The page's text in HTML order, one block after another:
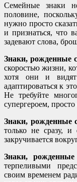
Семейные знаки
половине,
нужно просто
и признаться, что
задевают слова,
Знаки, рожденные
скоростью жизни,
хотя они и
адаптироваться к
Не требуйте
супергероем,
Знаки, рожденные
только не сразу,
закручивается
Знаки,
терпеливыми
своим временем